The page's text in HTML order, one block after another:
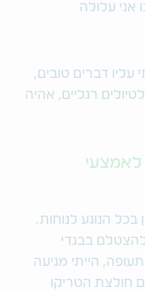
אני עלולה
דברים טובים,
רגליים, אהיה
בכל הנוגע לנוחות.
בבגדי
הייתי מגיעה
חולצת הטריקו